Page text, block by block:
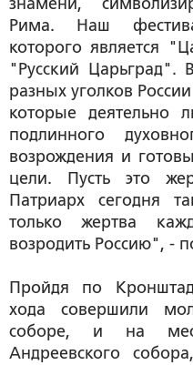
знамени,
Рима. Наш
которого является
"Русский Царьград".
разных уголков
которые деятельно
подлинного
возрождения и
цели. Пусть это
Патриарх сегодня
только жертва
возродить Россию", -
Пройдя по
хода совершили
соборе, и на
Андреевского